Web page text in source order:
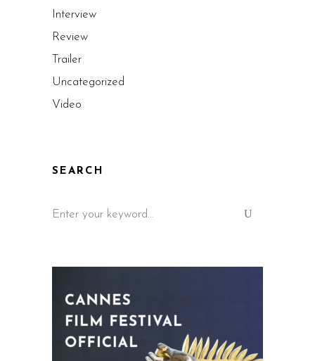
Interview
Review
Trailer
Uncategorized
Video
SEARCH